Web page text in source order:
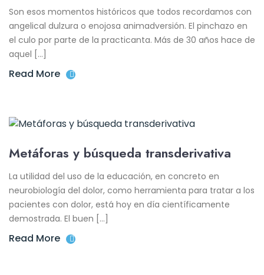
Son esos momentos históricos que todos recordamos con
angelical dulzura o enojosa animadversión. El pinchazo en
el culo por parte de la practicanta. Más de 30 años hace de
aquel […]
Read More
Metáforas y búsqueda transderivativa
La utilidad del uso de la educación, en concreto en
neurobiología del dolor, como herramienta para tratar a los
pacientes con dolor, está hoy en día científicamente
demostrada. El buen […]
Read More